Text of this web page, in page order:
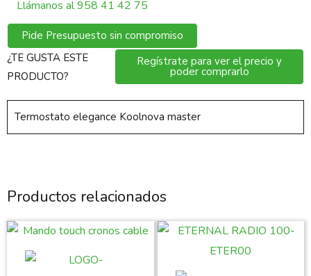
Llámanos al 958 41 42 75
Pide Presupuesto sin compromiso
¿TE GUSTA ESTE
PRODUCTO?
Regístrate para ver el precio y
poder comprarlo
Termostato elegance Koolnova master
Productos relacionados